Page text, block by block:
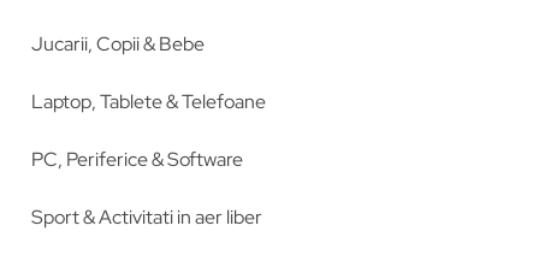
Jucarii, Copii & Bebe
Laptop, Tablete & Telefoane
PC, Periferice & Software
Sport & Activitati in aer liber